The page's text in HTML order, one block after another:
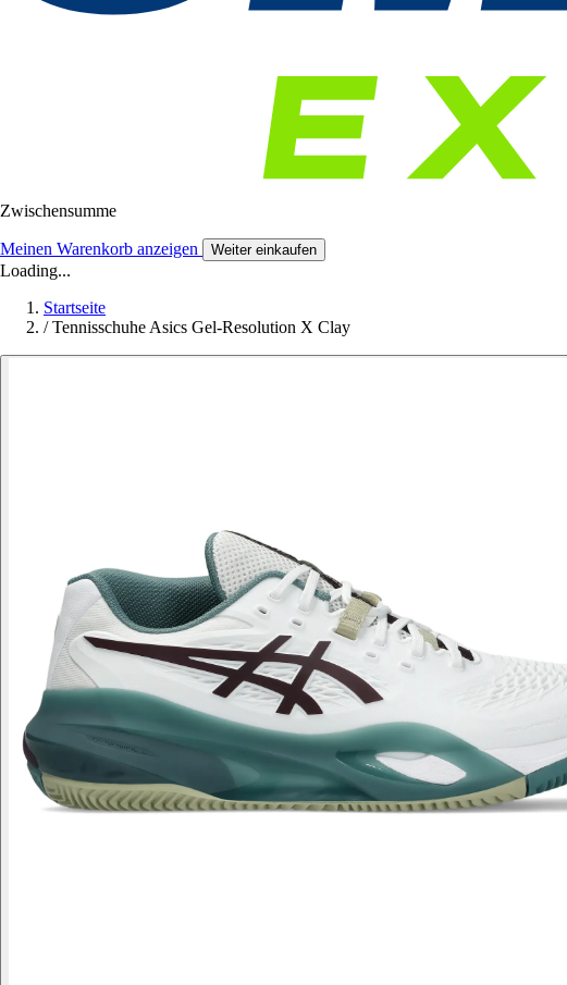
Zwischensumme
Meinen Warenkorb anzeigen Weiter einkaufen
Loading...
Startseite
/ Tennisschuhe Asics Gel-Resolution X Clay